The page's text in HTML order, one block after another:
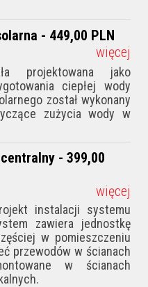
- 449,00 PLN
więcej
projektowana jako
ciepłej wody
został wykonany
zużycia wody w
- 399,00
więcej
instalacji systemu
zawiera jednostkę
w pomieszczeniu
przewodów w ścianach
w ścianach